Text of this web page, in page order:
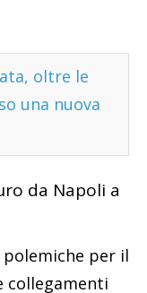
oltre le
una nuova
da Napoli a
polemiche per il
collegamenti